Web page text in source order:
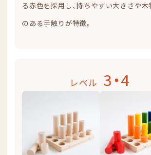
る赤色を採用し、持ちやすい大きさや
のある手触りが特徴。
レベル 3・4